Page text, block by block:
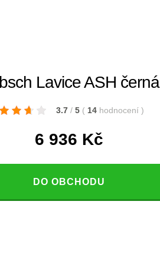
Lavice ASH černá
3.7 / 5 ( 14 hodnocení )
6 936 Kč
DO OBCHODU